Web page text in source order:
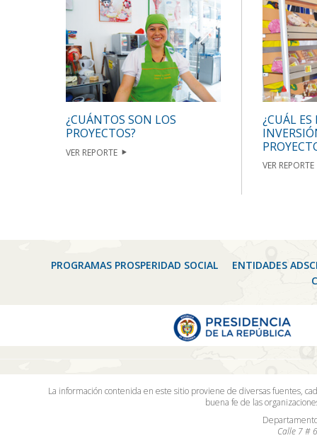
¿CUÁNTOS SON LOS
PROYECTOS?
VER REPORTE
¿CUÁL
VER REPORTE
PROGRAMAS PROSPERIDAD SOCIAL
ENTIDADES
La información contenida en este sitio proviene de diversas fuentes,
buena fe de las
Calle 7 #